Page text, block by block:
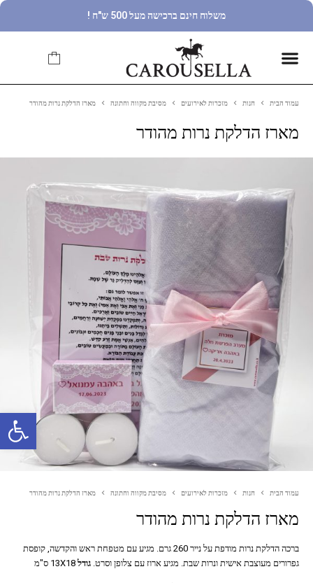
פתח סרגל נגישות
משלוח חינם ברכישה מעל 500 ש"ח !
עמוד הבית חנות מזכרות לאירועים מסיבת מקווה וחתונה מארז הדלקת נרות מהודר
מארז הדלקת נרות מהודר
עמוד הבית חנות מזכרות לאירועים מסיבת מקווה וחתונה מארז הדלקת נרות מהודר
מארז הדלקת נרות מהודר
ברכה הדלקת נרות מודפת על נייר 260 גרם. מגיע עם מטפחת ראש והקדשה, קופסת
גפרורים מעוצבת אישית ונרות שבת. מגיע ארוז עם צלופן וסרט. גודל